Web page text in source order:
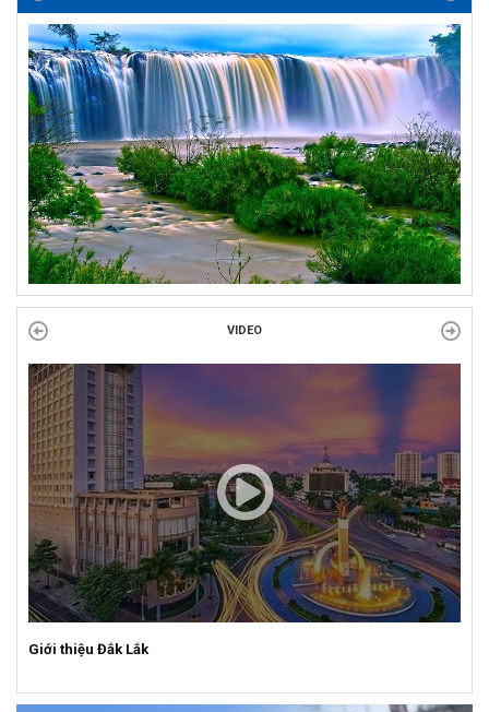
Bàn giao Mái ấm công đoàn cho 2 đoàn viên thuộc Công đoàn
phường Tân An
Liên đoàn Lao động tỉnh trao tặng 100 bộ bút chấm đọc tiếng Anh
cho con đoàn viên, người lao động khó khăn trước khai...
ĐỜI ĐỜI GHI NHỚ CÔNG ƠN CÁC ANH HÙNG LIỆT SĨ, THƯƠNG
BINH VÀ NGƯỜI CÓ CÔNG VỚI CÁCH MẠNG!
Công đoàn phường Tuy Hòa tổ chức chuỗi hoạt động chào mừng
97 năm ngày thành lập Công đoàn Việt Nam (28/7/1929 –...
VIDEO
Giới thiệu Đắk Lắk